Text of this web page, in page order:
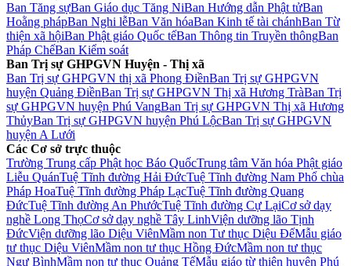
Ban Tăng sựBan Giáo dục Tăng NiBan Hướng dẫn Phật tửBan
Hoằng phápBan Nghi lễBan Văn hóaBan Kinh tế tài chánhBan Từ
thiện xã hộiBan Phật giáo Quốc tếBan Thông tin Truyền thôngBan
Pháp ChếBan Kiểm soát
Ban Trị sự GHPGVN Huyện - Thị xã
Ban Trị sự GHPGVN thị xã Phong ĐiềnBan Trị sự GHPGVN
huyện Quảng ĐiềnBan Trị sự GHPGVN Thị xã Hương TràBan Trị
sự GHPGVN huyện Phú VangBan Trị sự GHPGVN Thị xã Hương
ThủyBan Trị sự GHPGVN huyện Phú LộcBan Trị sự GHPGVN
huyện A Lưới
Các Cơ sở trực thuộc
Trường Trung cấp Phật học Báo QuốcTrung tâm Văn hóa Phật giáo
Liễu QuánTuệ Tĩnh đường Hải ĐứcTuệ Tĩnh đường Nam Phổ chùa
Pháp HoaTuệ Tĩnh đường Pháp LạcTuệ Tĩnh đường Quang
ĐứcTuệ Tĩnh đường An PhướcTuệ Tĩnh đường Cự LạiCơ sở dạy
nghề Long ThọCơ sở dạy nghề Tây LinhViện dưỡng lão Tịnh
ĐứcViện dưỡng lão Diệu ViênMầm non Tư thục Diệu ĐếMẫu giáo
tư thục Diệu ViênMầm non tư thục Hồng ĐứcMầm non tư thục
Ngự BìnhMầm non tư thục Quảng TếMẫu giáo từ thiện huyện Phú